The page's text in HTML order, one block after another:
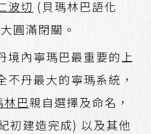
波切 (貝瑪林巴語化
圓滿閉關。
境內寧瑪巴最重要的上
不丹最大的寧瑪系統，
林巴親自選擇及命名，
初建造完成) 以及其他